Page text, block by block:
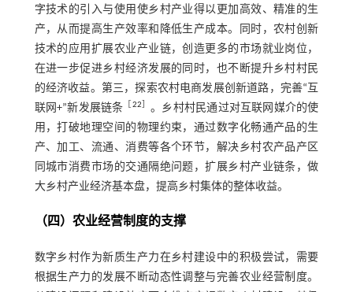
字技术的引入与使用使乡村产业得以更加高效、精准的生
产，从而提高生产效率和降低生产成本。同时，农村创新
技术的应用扩展农业产业链，创造更多的市场就业岗位，
在进一步促进乡村经济发展的同时，也不断提升乡村村民
的经济收益。第三，探索农村电商发展创新道路，完善“互
联网+”新发展链条
22
。乡村村民通过对互联网媒介的使
用，打破地理空间的物理约束，通过数字化畅通产品的生
产、加工、流通、消费等各个环节，解决乡村农产品产区
同城市消费市场的交通隔绝问题，扩展乡村产业链条，做
大乡村产业经济基本盘，提高乡村集体的整体收益。
（四）农业经营制度的支撑
数字乡村作为新质生产力在乡村建设中的积极尝试，需要
根据生产力的发展不断动态性调整与完善农业经营制度。